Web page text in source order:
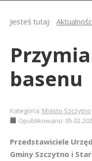
Jesteś tutaj:
basenu
Kategoria: Miasto Szczytno
Opublikowano:
Przedstawiciele
Gminy Szczytno i